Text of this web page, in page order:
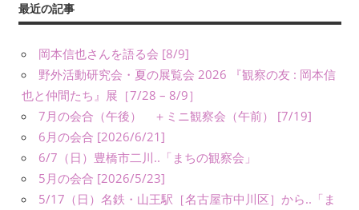
ら：
察
の
友』
や
書
籍、
表・
最近の記事
岡本信也さんを語る会 [8/9]
野外活動研究会・夏の展覧会 2026 『観察の友 : 岡本信
也と仲間たち』展［7/28 – 8/9］
7月の会合（午後） ＋ミニ観察会（午前） [7/19]
6月の会合 [2026/6/21]
6/7（日）豊橋市二川..「まちの観察会」
5月の会合 [2026/5/23]
5/17（日）名鉄・山王駅［名古屋市中川区］から..「ま